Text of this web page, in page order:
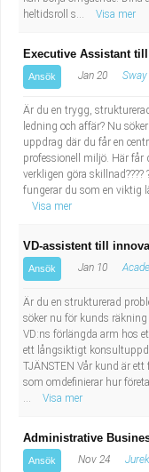
heltidsroll s...
Visa mer
Executive Assistant
Ansök Jan 20 Sway
Är du en trygg,
ledning och affär? Nu
uppdrag där du får en
professionell miljö. Här får
verkligen göra
fungerar du som en viktig
Visa mer
VD-assistent till
Ansök Jan 10
Är du en strukturerad
söker nu för kunds
VD:ns förlängda arm hos
ett långsiktigt
TJÄNSTEN Vår kund är
som omdefinierar hur
...
Visa mer
Administrative
Ansök Nov 24